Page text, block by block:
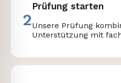
2
Prüfung starten
Unsere Prüfung
Unterstützung mit